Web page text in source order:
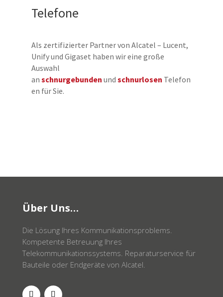
Telefone
Als zertifizierter Partner von Alcatel – Lucent,
Unify und Gigaset haben wir eine große
Auswahl
an schnurgebunden und schnurlosen Telefon
en für Sie.
Über Uns…
Die Lösung Ihres Kommunikationsproblems.
Kompetente Betreuung Ihres
Telekommunikationssystems. Reparaturservice für
Bauteile oder Endgeräte von Alcatel.